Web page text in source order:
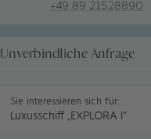
+49 89 21528890
Unverbindliche Anfrage
Sie interessieren sich für:
Luxusschiff „EXPLORA I“